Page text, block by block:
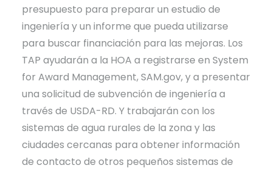
presupuesto para preparar un estudio de
ingeniería y un informe que pueda utilizarse
para buscar financiación para las mejoras. Los
TAP ayudarán a la HOA a registrarse en System
for Award Management, SAM.gov, y a presentar
una solicitud de subvención de ingeniería a
través de USDA-RD. Y trabajarán con los
sistemas de agua rurales de la zona y las
ciudades cercanas para obtener información
de contacto de otros pequeños sistemas de